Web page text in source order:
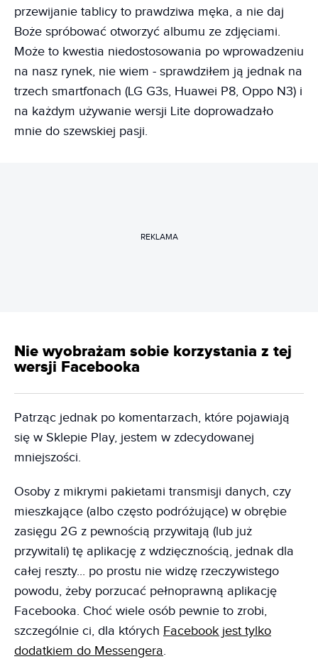
przewijanie tablicy to prawdziwa męka, a nie daj
Boże spróbować otworzyć albumu ze zdjęciami.
Może to kwestia niedostosowania po wprowadzeniu
na nasz rynek, nie wiem - sprawdziłem ją jednak na
trzech smartfonach (LG G3s, Huawei P8, Oppo N3) i
na każdym używanie wersji Lite doprowadzało
mnie do szewskiej pasji.
REKLAMA
Nie wyobrażam sobie korzystania z tej
wersji Facebooka
Patrząc jednak po komentarzach, które pojawiają
się w Sklepie Play, jestem w zdecydowanej
mniejszości.
Osoby z mikrymi pakietami transmisji danych, czy
mieszkające (albo często podróżujące) w obrębie
zasięgu 2G z pewnością przywitają (lub już
przywitali) tę aplikację z wdzięcznością, jednak dla
całej reszty... po prostu nie widzę rzeczywistego
powodu, żeby porzucać pełnoprawną aplikację
Facebooka. Choć wiele osób pewnie to zrobi,
szczególnie ci, dla których Facebook jest tylko
dodatkiem do Messengera.